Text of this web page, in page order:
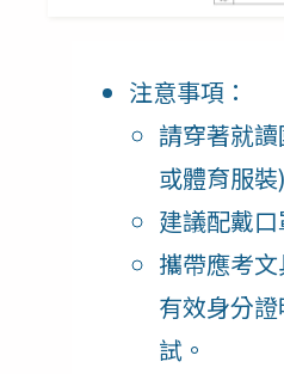
注意事項：
請穿著就
或體育服裝
建議配戴口
攜帶應考
有效身分
試。